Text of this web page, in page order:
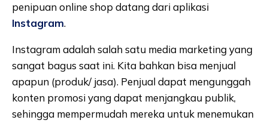
penipuan online shop datang dari aplikasi
Instagram.
Instagram adalah salah satu media marketing yang
sangat bagus saat ini. Kita bahkan bisa menjual
apapun (produk/ jasa). Penjual dapat mengunggah
konten promosi yang dapat menjangkau publik,
sehingga mempermudah mereka untuk menemukan